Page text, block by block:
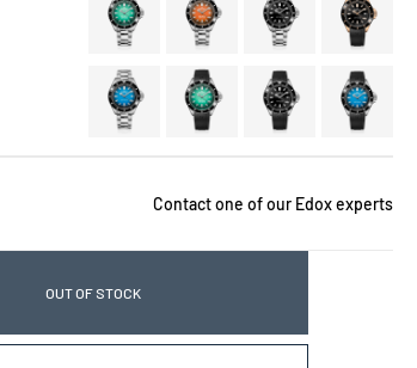
Contact one of our Edox experts
OUT OF STOCK